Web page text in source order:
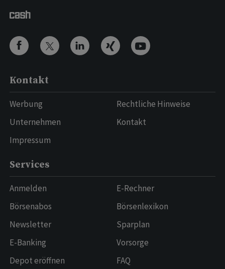
Kontakt
Werbung
Unternehmen
Impressum
Rechtliche Hinweise
Kontakt
Services
Anmelden
Börsenabos
Newsletter
E-Banking
Depot eröffnen
E-Rechner
Börsenlexikon
Sparplan
Vorsorge
FAQ